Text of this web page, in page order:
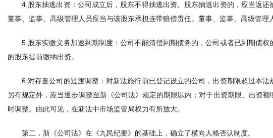
4.股东抽逃出资：公司成立后，股东不得抽逃出资。股东抽逃出资的，应当返
董事、监事、高级管理人员应当与该股东承担连带赔偿责任。董事、监事、高级管理
5.股东实缴义务加速到期制度：公司不能清偿到期债务的，公司或者已到期债
的股东提前缴纳出资。
6.对存量公司的过渡调整：对新法施行前已登记设立的公司，出资期限超过本
另有规定外，应当逐步调整至新《公司法》规定的期限以内；对于出资期限、出资
时调整。由此可见，在新法中市场监管局权力有所放大。
第二，新《公司法》在《九民纪要》的基础上，确立了横向人格否认制度。